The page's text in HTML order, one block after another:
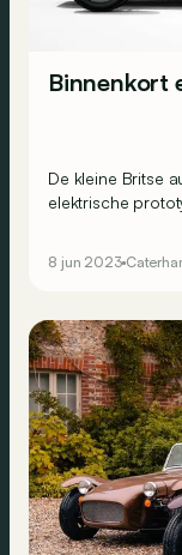
Binnenkort
De kleine Britse
elektrische
8 jun 2023